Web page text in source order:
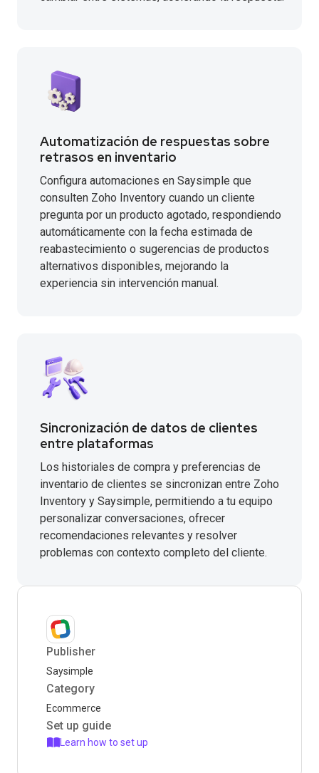
Automatización de respuestas sobre
retrasos en inventario
Configura automaciones en Saysimple que
consulten Zoho Inventory cuando un cliente
pregunta por un producto agotado, respondiendo
automáticamente con la fecha estimada de
reabastecimiento o sugerencias de productos
alternativos disponibles, mejorando la
experiencia sin intervención manual.
Sincronización de datos de clientes
entre plataformas
Los historiales de compra y preferencias de
inventario de clientes se sincronizan entre Zoho
Inventory y Saysimple, permitiendo a tu equipo
personalizar conversaciones, ofrecer
recomendaciones relevantes y resolver
problemas con contexto completo del cliente.
Publisher
Saysimple
Category
Ecommerce
Set up guide
Learn how to set up